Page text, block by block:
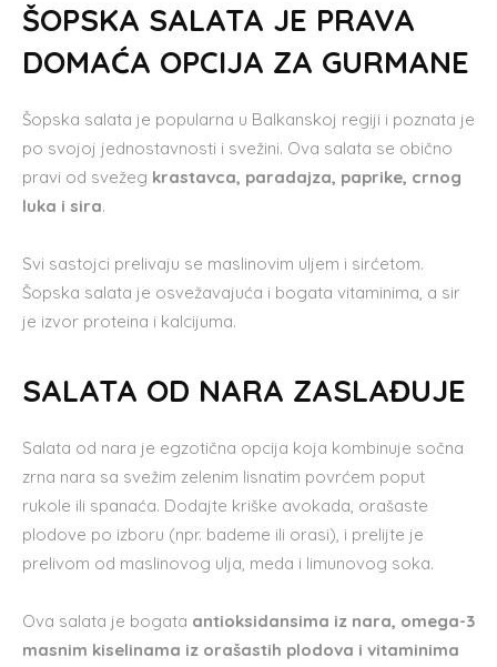
ŠOPSKA SALATA JE PRAVA
DOMAĆA OPCIJA ZA GURMANE
Šopska salata je popularna u Balkanskoj regiji i poznata je
po svojoj jednostavnosti i svežini. Ova salata se obično
pravi od svežeg krastavca, paradajza, paprike, crnog
luka i sira.
Svi sastojci prelivaju se maslinovim uljem i sirćetom.
Šopska salata je osvežavajuća i bogata vitaminima, a sir
je izvor proteina i kalcijuma.
SALATA OD NARA ZASLAĐUJE
Salata od nara je egzotična opcija koja kombinuje sočna
zrna nara sa svežim zelenim lisnatim povrćem poput
rukole ili spanaća. Dodajte kriške avokada, orašaste
plodove po izboru (npr. bademe ili orasi), i prelijte je
prelivom od maslinovog ulja, meda i limunovog soka.
Ova salata je bogata antioksidansima iz nara, omega-3
masnim kiselinama iz orašastih plodova i vitaminima